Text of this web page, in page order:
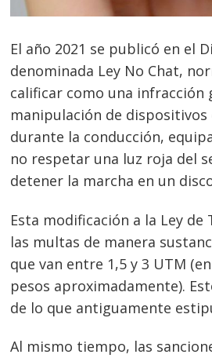
El año 2021 se publicó en el
denominada Ley No Chat,
calificar como una infracción
manipulación de
durante la conducción,
no respetar una luz roja del
detener la marcha en un
Esta modificación a la Ley
las multas de manera
que van entre 1,5 y 3 UTM
pesos aproximadamente).
de lo que antiguamente
Al mismo tiempo, las